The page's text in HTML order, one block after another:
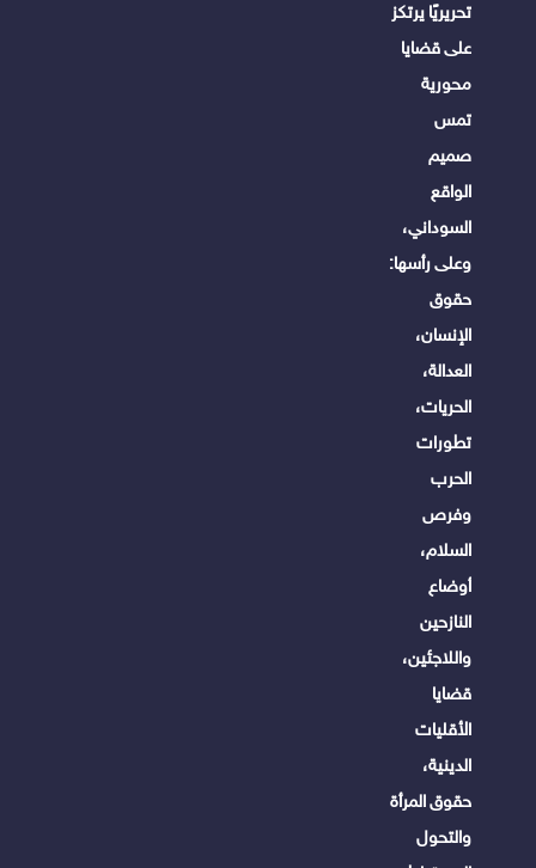
تحريريًا يرتكز
على قضايا
محورية
تمس
صميم
الواقع
السوداني،
وعلى رأسها:
حقوق
الإنسان،
العدالة،
الحريات،
تطورات
الحرب
وفرص
السلام،
أوضاع
النازحين
واللاجئين،
قضايا
الأقليات
الدينية،
حقوق المرأة
والتحول